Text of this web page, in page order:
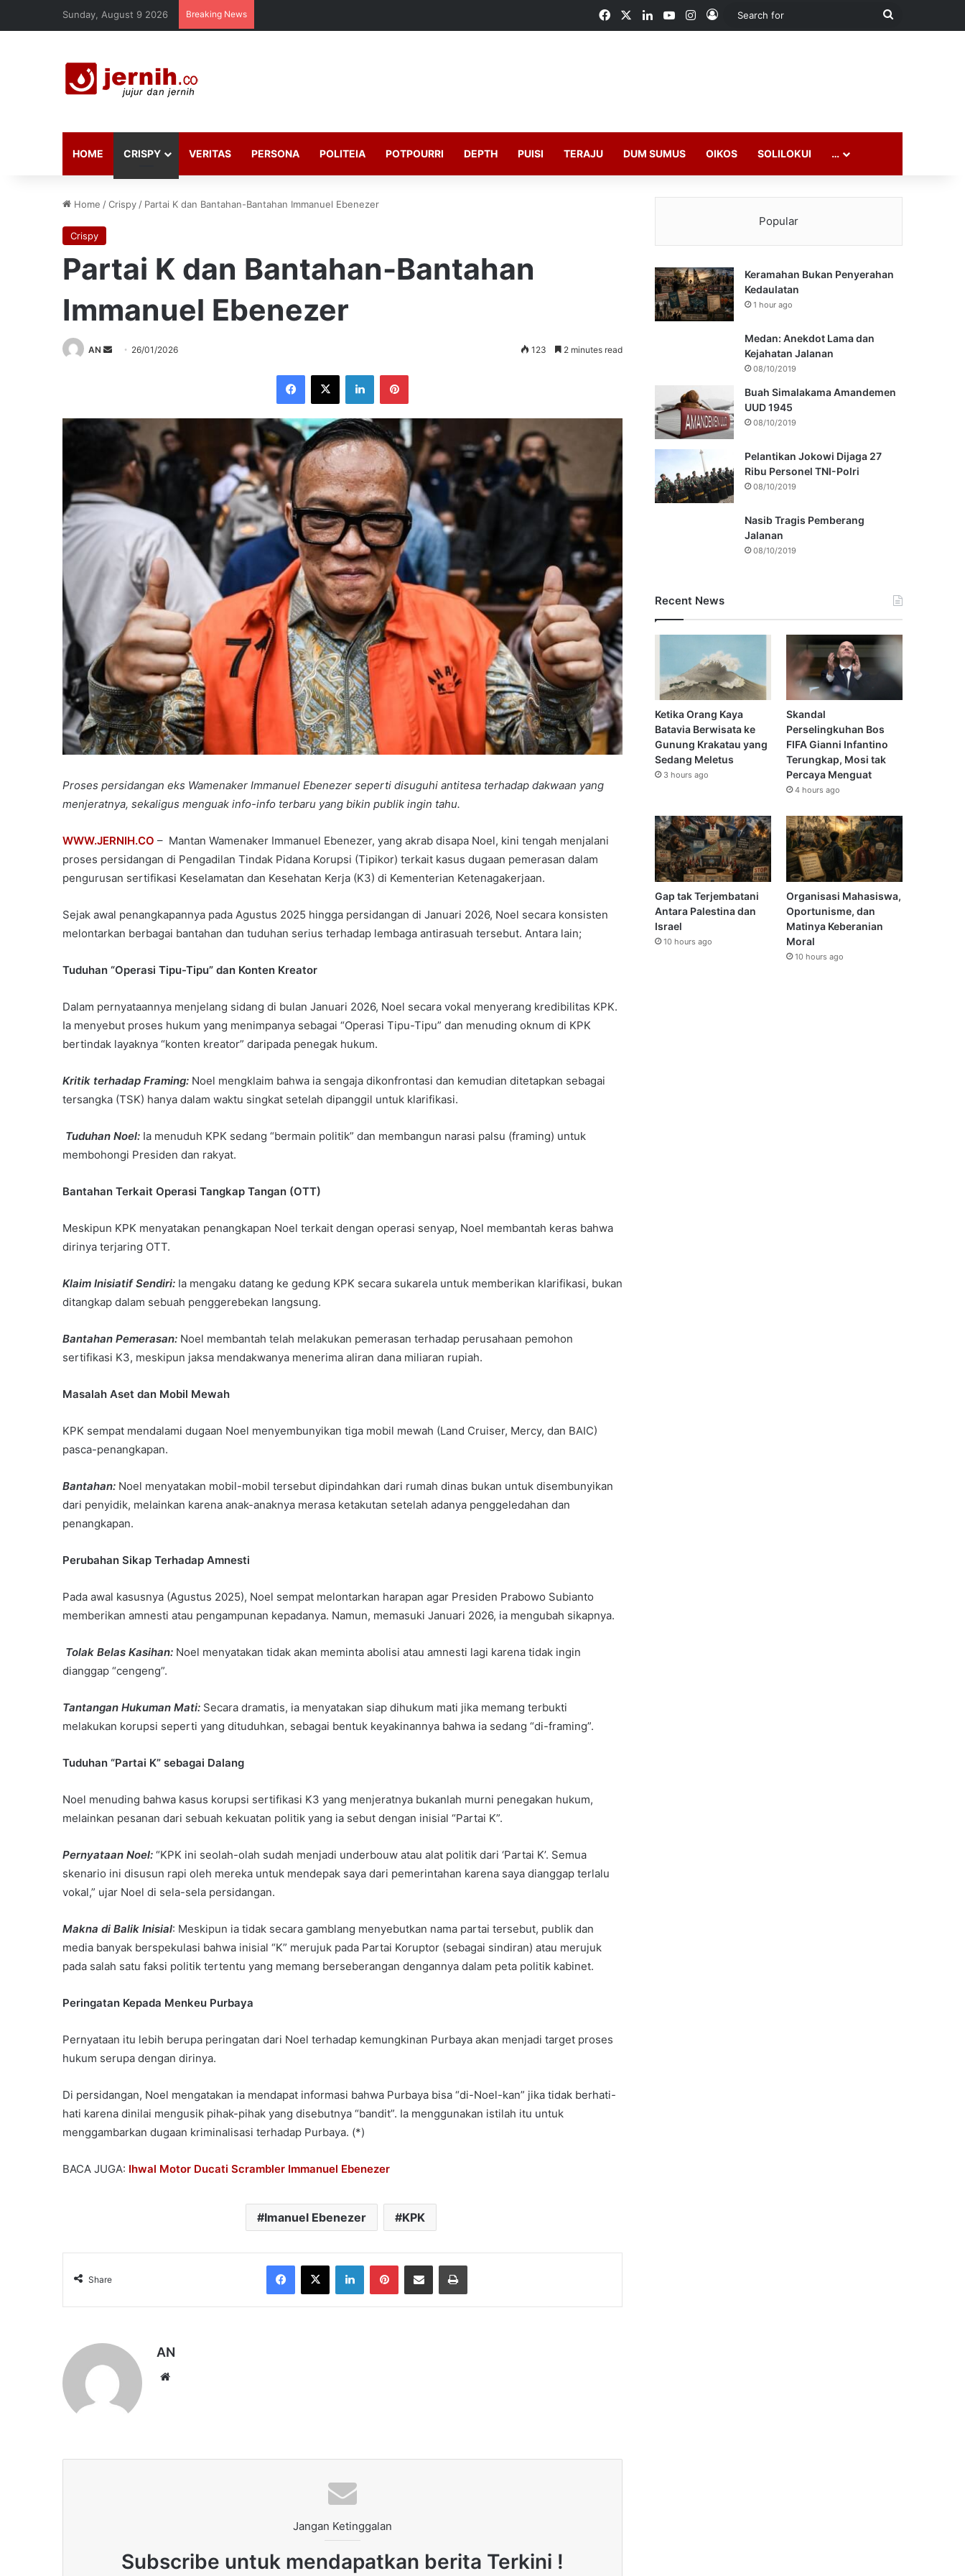
Sunday, August 9 2026 Breaking News FacebookLinkedInYouTubeInstagram
Log In
Search
HOME CRISPY VERITAS PERSONA POLITEIA POTPOURRI DEPTH PUISI TERAJU DUM SUMUS OIKOS SOLILOKUI …
Home /Crispy / Partai K dan Bantahan-Bantahan Immanuel Ebenezer
Crispy
Partai K dan Bantahan-Bantahan
Immanuel Ebenezer
AN
Send 26/01/2026 123 2 minutes read
Facebook
X LinkedInPinterest
Proses persidangan eks Wamenaker Immanuel Ebenezer seperti disuguhi antitesa terhadap dakwaan yang
menjeratnya, sekaligus menguak info-info terbaru yang bikin publik ingin tahu.
WWW.JERNIH.CO – Mantan Wamenaker Immanuel Ebenezer, yang akrab disapa Noel, kini tengah menjalani
proses persidangan di Pengadilan Tindak Pidana Korupsi (Tipikor) terkait kasus dugaan pemerasan dalam
pengurusan sertifikasi Keselamatan dan Kesehatan Kerja (K3) di Kementerian Ketenagakerjaan.
Sejak awal penangkapannya pada Agustus 2025 hingga persidangan di Januari 2026, Noel secara konsisten
melontarkan berbagai bantahan dan tuduhan serius terhadap lembaga antirasuah tersebut. Antara lain;
Tuduhan “Operasi Tipu-Tipu” dan Konten Kreator
Dalam pernyataannya menjelang sidang di bulan Januari 2026, Noel secara vokal menyerang kredibilitas KPK.
Ia menyebut proses hukum yang menimpanya sebagai “Operasi Tipu-Tipu” dan menuding oknum di KPK
bertindak layaknya “konten kreator” daripada penegak hukum.
Kritik terhadap Framing: Noel mengklaim bahwa ia sengaja dikonfrontasi dan kemudian ditetapkan sebagai
tersangka (TSK) hanya dalam waktu singkat setelah dipanggil untuk klarifikasi.
Tuduhan Noel: Ia menuduh KPK sedang “bermain politik” dan membangun narasi palsu (framing) untuk
membohongi Presiden dan rakyat.
Bantahan Terkait Operasi Tangkap Tangan (OTT)
Meskipun KPK menyatakan penangkapan Noel terkait dengan operasi senyap, Noel membantah keras bahwa
dirinya terjaring OTT.
Klaim Inisiatif Sendiri: Ia mengaku datang ke gedung KPK secara sukarela untuk memberikan klarifikasi, bukan
ditangkap dalam sebuah penggerebekan langsung.
Bantahan Pemerasan: Noel membantah telah melakukan pemerasan terhadap perusahaan pemohon
sertifikasi K3, meskipun jaksa mendakwanya menerima aliran dana miliaran rupiah.
Masalah Aset dan Mobil Mewah
KPK sempat mendalami dugaan Noel menyembunyikan tiga mobil mewah (Land Cruiser, Mercy, dan BAIC)
pasca-penangkapan.
Bantahan: Noel menyatakan mobil-mobil tersebut dipindahkan dari rumah dinas bukan untuk disembunyikan
dari penyidik, melainkan karena anak-anaknya merasa ketakutan setelah adanya penggeledahan dan
penangkapan.
Perubahan Sikap Terhadap Amnesti
Pada awal kasusnya (Agustus 2025), Noel sempat melontarkan harapan agar Presiden Prabowo Subianto
memberikan amnesti atau pengampunan kepadanya. Namun, memasuki Januari 2026, ia mengubah sikapnya.
Tolak Belas Kasihan: Noel menyatakan tidak akan meminta abolisi atau amnesti lagi karena tidak ingin
dianggap “cengeng”.
Tantangan Hukuman Mati: Secara dramatis, ia menyatakan siap dihukum mati jika memang terbukti
melakukan korupsi seperti yang dituduhkan, sebagai bentuk keyakinannya bahwa ia sedang “di-framing”.
Tuduhan “Partai K” sebagai Dalang
Noel menuding bahwa kasus korupsi sertifikasi K3 yang menjeratnya bukanlah murni penegakan hukum,
melainkan pesanan dari sebuah kekuatan politik yang ia sebut dengan inisial “Partai K”.
Pernyataan Noel: “KPK ini seolah-olah sudah menjadi underbouw atau alat politik dari ‘Partai K’. Semua
skenario ini disusun rapi oleh mereka untuk mendepak saya dari pemerintahan karena saya dianggap terlalu
vokal,” ujar Noel di sela-sela persidangan.
Makna di Balik Inisial: Meskipun ia tidak secara gamblang menyebutkan nama partai tersebut, publik dan
media banyak berspekulasi bahwa inisial “K” merujuk pada Partai Koruptor (sebagai sindiran) atau merujuk
pada salah satu faksi politik tertentu yang memang berseberangan dengannya dalam peta politik kabinet.
Peringatan Kepada Menkeu Purbaya
Pernyataan itu lebih berupa peringatan dari Noel terhadap kemungkinan Purbaya akan menjadi target proses
hukum serupa dengan dirinya.
Di persidangan, Noel mengatakan ia mendapat informasi bahwa Purbaya bisa “di-Noel-kan” jika tidak berhati-
hati karena dinilai mengusik pihak-pihak yang disebutnya “bandit”. Ia menggunakan istilah itu untuk
menggambarkan dugaan kriminalisasi terhadap Purbaya. (*)
BACA JUGA: Ihwal Motor Ducati Scrambler Immanuel Ebenezer
Imanuel Ebenezer KPK
Share
Facebook
X LinkedInPinterestShare via Email Print
AN
Jangan Ketinggalan
Subscribe untuk mendapatkan berita Terkini !
Popular
Keramahan Bukan Penyerahan
Kedaulatan
1 hour ago
Medan: Anekdot Lama dan
Kejahatan Jalanan
08/10/2019
Buah Simalakama Amandemen
UUD 1945
08/10/2019
Pelantikan Jokowi Dijaga 27
Ribu Personel TNI-Polri
08/10/2019
Nasib Tragis Pemberang
Jalanan
08/10/2019
Recent News
Ketika Orang Kaya
Batavia Berwisata ke
Gunung Krakatau yang
Sedang Meletus
3 hours ago
Skandal
Perselingkuhan Bos
FIFA Gianni Infantino
Terungkap, Mosi tak
Percaya Menguat
4 hours ago
Gap tak Terjembatani
Antara Palestina dan
Israel
10 hours ago
Organisasi Mahasiswa,
Oportunisme, dan
Matinya Keberanian
Moral
10 hours ago